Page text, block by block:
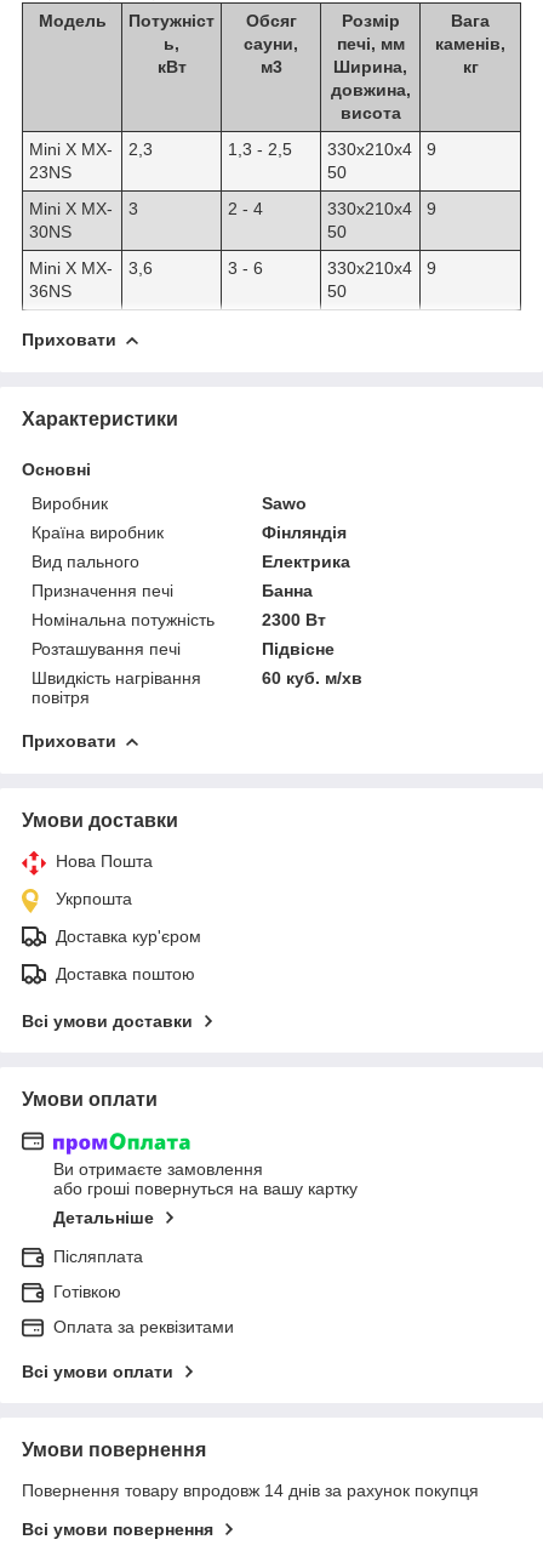
Модель
Потужніст
ь,
кВт
Обсяг
сауни,
м3
Розмір
печі, мм
Ширина,
довжина,
висота
Вага
каменів,
кг
Mini X MX-
23NS
2,3 1,3 - 2,5
330x210x4
50
9
Mini X MX-
30NS
3 2 - 4
330x210x4
50
9
Mini X MX-
36NS
3,6 3 - 6
330x210x4
50
9
Приховати
Характеристики
Основні
Виробник
Sawo
Країна виробник
Фінляндія
Вид пального
Електрика
Призначення печі
Банна
Номінальна потужність
2300 Вт
Розташування печі
Підвісне
Швидкість нагрівання
повітря
60 куб. м/хв
Приховати
Умови доставки
Нова Пошта
Укрпошта
Доставка кур'єром
Доставка поштою
Всі умови доставки
Умови оплати
Ви отримаєте замовлення
або гроші повернуться на вашу картку
Детальніше
Післяплата
Готівкою
Оплата за реквізитами
Всі умови оплати
Умови повернення
Повернення товару впродовж 14 днів за рахунок покупця
Всі умови повернення